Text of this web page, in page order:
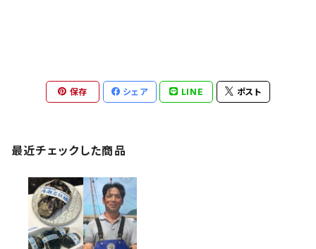
保存 シェア LINE ポスト
最近チェックした商品